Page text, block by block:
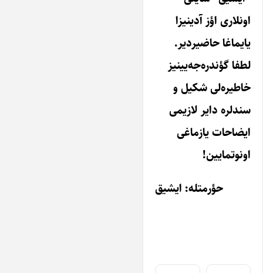
اونلاری اؤز آدینیزا
یایماغا حاضیردیر.
لطفا گؤندره‌جه‌یینیز
خاطیره‌لی شکیل و
سندلره دایر لازیمی
ایضاحات یازماغی
اونوتمایین!
حؤرمتله: ایشیق